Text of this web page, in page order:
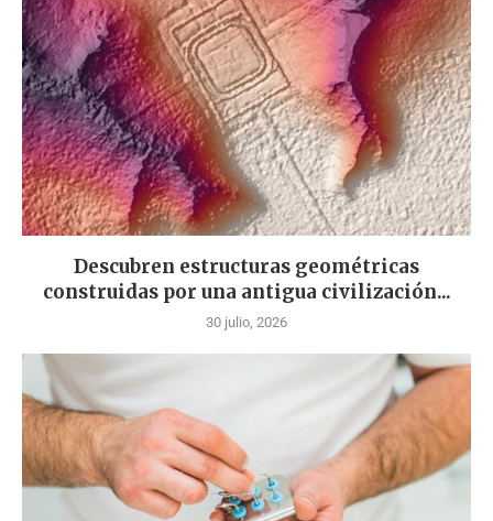
Descubren estructuras geométricas
construidas por una antigua civilización...
30 julio, 2026